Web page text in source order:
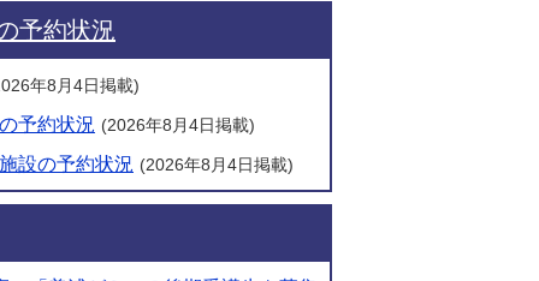
予約状況
年8月4日掲載)
予約状況 (2026年8月4日掲載)
設の予約状況 (2026年8月4日掲載)